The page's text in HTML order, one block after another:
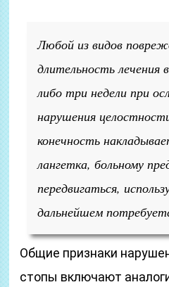
Любой из видов
длительность лечения
либо три недели при
нарушения
конечность
лангетка, больному
передвигаться,
дальнейшем
Общие признаки
стопы включают